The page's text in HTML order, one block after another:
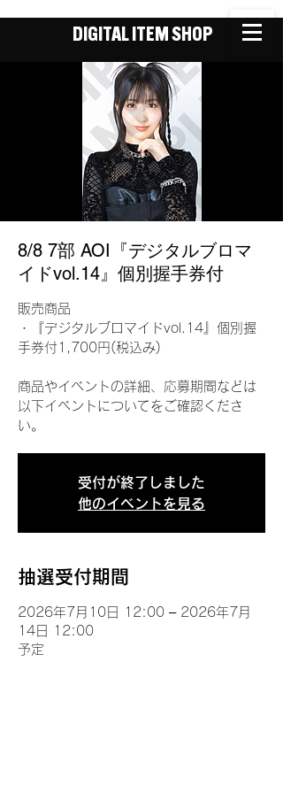
DIGITAL ITEM SHOP
8/8 7部 AOI『デジタルブロマ
イドvol.14』個別握手券付
販売商品
・『デジタルブロマイドvol.14』個別握
手券付1,700円(税込み)
商品やイベントの詳細、応募期間などは
以下イベントについてをご確認くださ
い。
受付が終了しました
他のイベントを見る
抽選受付期間
2026年7月10日 12:00 – 2026年7月
14日 12:00
予定